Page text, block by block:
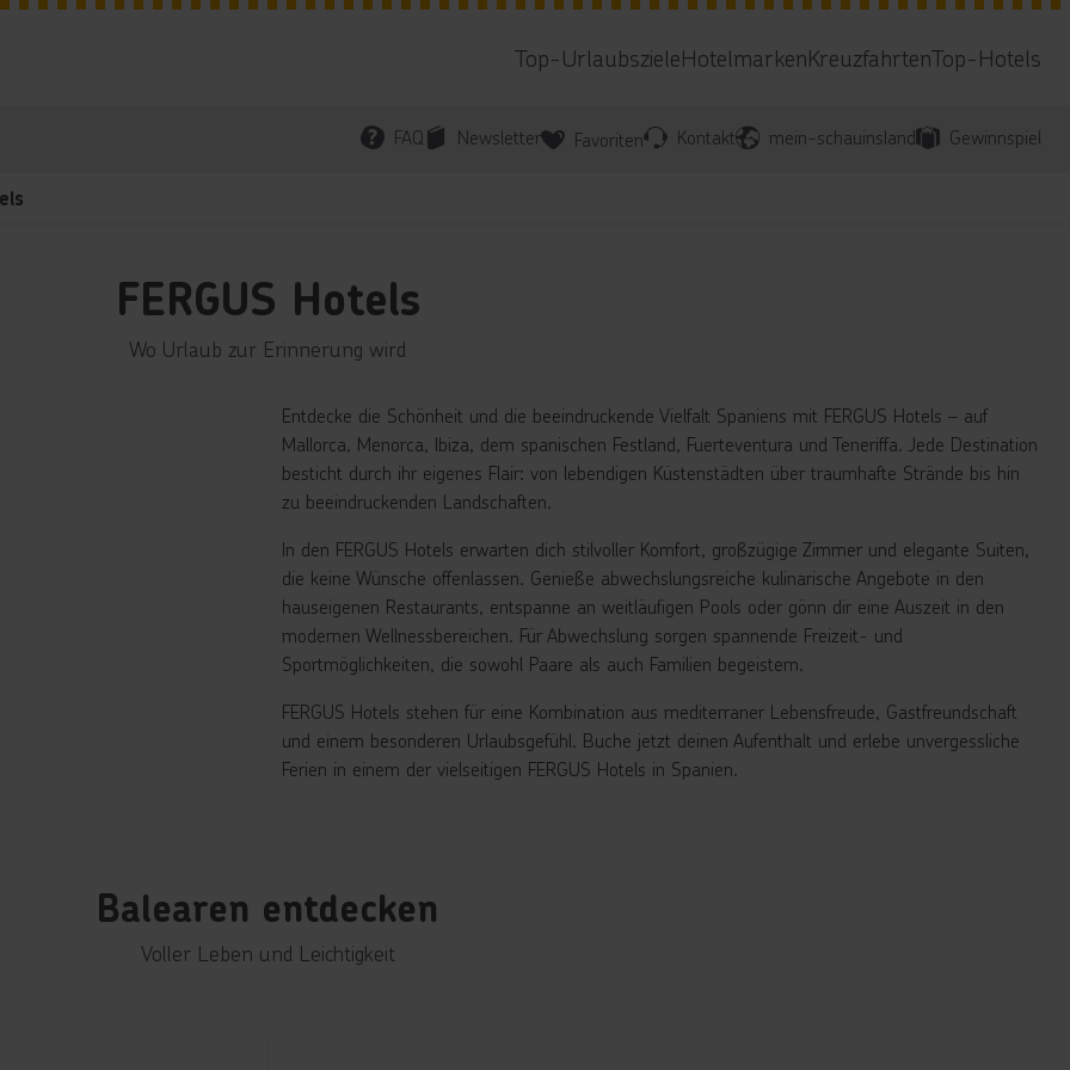
Top-UrlaubszieleHotelmarkenKreuzfahrtenTop-Hotels
FAQ Newsletter Favoriten Kontakt mein-schauinsland Gewinnspiel
FERGUS Hotels
Wo Urlaub zur Erinnerung wird
Entdecke die Schönheit und die beeindruckende Vielfalt Spaniens mit FERGUS Hotels – auf
Mallorca, Menorca, Ibiza, dem spanischen Festland, Fuerteventura und Teneriffa. Jede Destination
besticht durch ihr eigenes Flair: von lebendigen Küstenstädten über traumhafte Strände bis hin
zu beeindruckenden Landschaften.
In den FERGUS Hotels erwarten dich stilvoller Komfort, großzügige Zimmer und elegante Suiten,
die keine Wünsche offenlassen. Genieße abwechslungsreiche kulinarische Angebote in den
hauseigenen Restaurants, entspanne an weitläufigen Pools oder gönn dir eine Auszeit in den
modernen Wellnessbereichen. Für Abwechslung sorgen spannende Freizeit- und
Sportmöglichkeiten, die sowohl Paare als auch Familien begeistern.
FERGUS Hotels stehen für eine Kombination aus mediterraner Lebensfreude, Gastfreundschaft
und einem besonderen Urlaubsgefühl. Buche jetzt deinen Aufenthalt und erlebe unvergessliche
Ferien in einem der vielseitigen FERGUS Hotels in Spanien.
Balearen entdecken
Voller Leben und Leichtigkeit